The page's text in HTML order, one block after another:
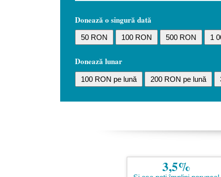
Donează o singură dată
50 RON 100 RON 500 RON 1
Donează lunar
100 RON pe lună 200 RON pe lună
3,5%